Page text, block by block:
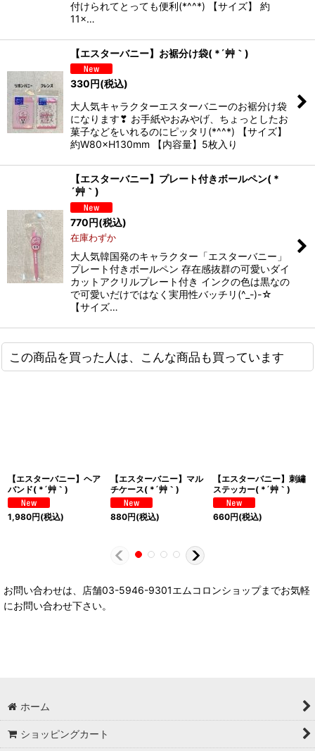
付けられてとっても便利(*^^*) 【サイズ】 約
11×…
【エスターバニー】お裾分け袋( *´艸｀)
330円(税込)
大人気キャラクターエスターバニーのお裾分け袋
になります❣ お手紙やおみやげ、ちょっとしたお
菓子などをいれるのにピッタリ(*^^*) 【サイズ】
約W80×H130mm 【内容量】5枚入り
【エスターバニー】プレート付きボールペン( *
´艸｀)
770円(税込)
在庫わずか
大人気韓国発のキャラクター「エスターバニー」
プレート付きボールペン 存在感抜群の可愛いダイ
カットアクリルプレート付き インクの色は黒なの
で可愛いだけではなく実用性バッチリ(^_-)-☆
【サイズ…
この商品を買った人は、こんな商品も買っています
【エスターバニー】ヘア
バンド( *´艸｀)
1,980円(税込)
【エスターバニー】マル
チケース( *´艸｀)
880円(税込)
【エスターバニー】刺繡
ステッカー( *´艸｀)
660円(税込)
お問い合わせは、店舗03-5946-9301エムコロンショップまでお気軽
にお問い合わせ下さい。
ホーム
ショッピングカート